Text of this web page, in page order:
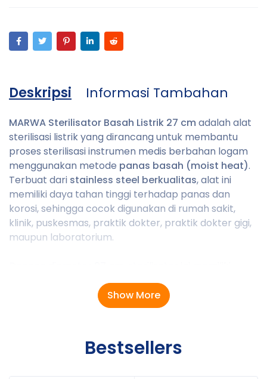
Deskripsi Informasi Tambahan
MARWA Sterilisator Basah Listrik 27 cm adalah alat
sterilisasi listrik yang dirancang untuk membantu
proses sterilisasi instrumen medis berbahan logam
menggunakan metode panas basah (moist heat).
Terbuat dari stainless steel berkualitas, alat ini
memiliki daya tahan tinggi terhadap panas dan
korosi, sehingga cocok digunakan di rumah sakit,
klinik, puskesmas, praktik dokter, praktik dokter gigi,
maupun laboratorium.
kapasitas yang cukup untuk mensterilkan berbagai
instrumen medis seperti gunting operasi, pinset,
klem, spekulum, dan peralatan stainless steel
sterilisasi lebih praktis tanpa memerlukan kompor
atau sumber panas eksternal.
Show More
Bestsellers